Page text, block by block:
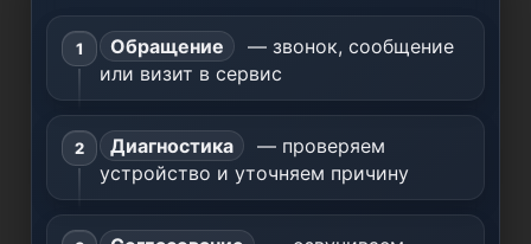
Обращение
— звонок, сообщение
или визит в сервис
Диагностика
— проверяем
устройство и уточняем причину